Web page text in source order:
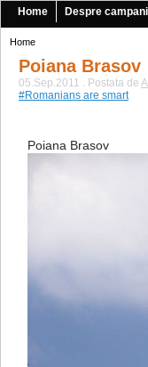
Home Despre
Home
Poiana Brasov
05.Sep.2011 . Postata de
#Romanians are smart
Poiana Brasov